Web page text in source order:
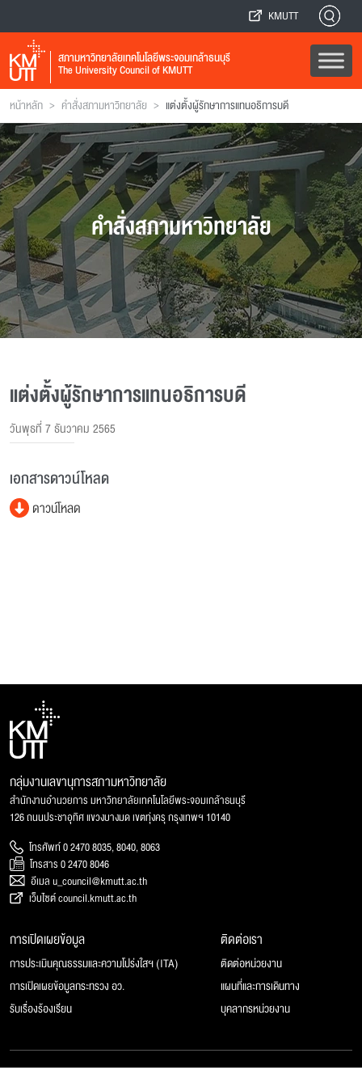
KMUTT
สภามหาวิทยาลัยเทคโนโลยีพระจอมเกล้าธนบุรี
The University Council of KMUTT
หน้าหลัก > คำสั่งสภามหาวิทยาลัย > แต่งตั้งผู้รักษาการแทนอธิการบดี
คำสั่งสภามหาวิทยาลัย
แต่งตั้งผู้รักษาการแทนอธิการบดี
วันพุธที่ 7 ธันวาคม 2565
เอกสารดาวน์โหลด
ดาวน์โหลด
กลุ่มงานเลขานุการสภามหาวิทยาลัย
สำนักงานอำนวยการ มหาวิทยาลัยเทคโนโลยีพระจอมเกล้าธนบุรี
126 ถนนประชาอุทิศ แขวงบางมด เขตทุ่งครุ กรุงเทพฯ 10140
โทรศัพท์ 0 2470 8035, 8040, 8063
โทรสาร 0 2470 8046
อีเมล u_council@kmutt.ac.th
เว็บไซต์ council.kmutt.ac.th
การเปิดเผยข้อมูล
การประเมินคุณธรรมและความโปร่งใสฯ (ITA)
การเปิดเผยข้อมูลกระทรวง อว.
รับเรื่องร้องเรียน
ติดต่อเรา
ติดต่อหน่วยงาน
แผนที่และการเดินทาง
บุคลากรหน่วยงาน